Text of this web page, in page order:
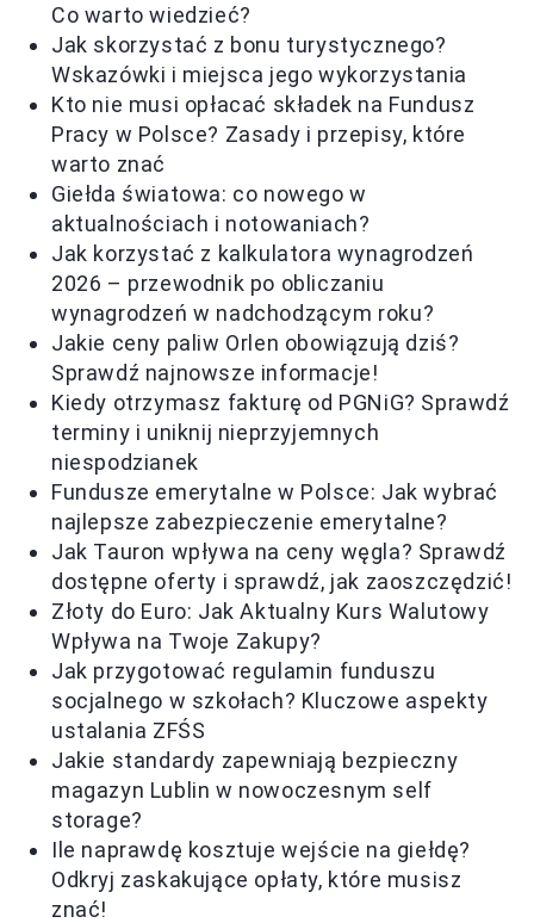
Co warto wiedzieć?
Jak skorzystać z bonu turystycznego?
Wskazówki i miejsca jego wykorzystania
Kto nie musi opłacać składek na Fundusz
Pracy w Polsce? Zasady i przepisy, które
warto znać
Giełda światowa: co nowego w
aktualnościach i notowaniach?
Jak korzystać z kalkulatora wynagrodzeń
2026 – przewodnik po obliczaniu
wynagrodzeń w nadchodzącym roku?
Jakie ceny paliw Orlen obowiązują dziś?
Sprawdź najnowsze informacje!
Kiedy otrzymasz fakturę od PGNiG? Sprawdź
terminy i uniknij nieprzyjemnych
niespodzianek
Fundusze emerytalne w Polsce: Jak wybrać
najlepsze zabezpieczenie emerytalne?
Jak Tauron wpływa na ceny węgla? Sprawdź
dostępne oferty i sprawdź, jak zaoszczędzić!
Złoty do Euro: Jak Aktualny Kurs Walutowy
Wpływa na Twoje Zakupy?
Jak przygotować regulamin funduszu
socjalnego w szkołach? Kluczowe aspekty
ustalania ZFŚS
Jakie standardy zapewniają bezpieczny
magazyn Lublin w nowoczesnym self
storage?
Ile naprawdę kosztuje wejście na giełdę?
Odkryj zaskakujące opłaty, które musisz
znać!